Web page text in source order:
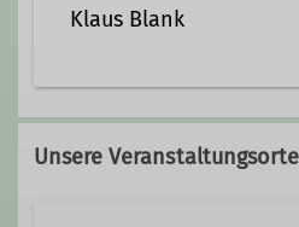
Klaus Blank
08666-6229
Unsere Veranstaltungsorte